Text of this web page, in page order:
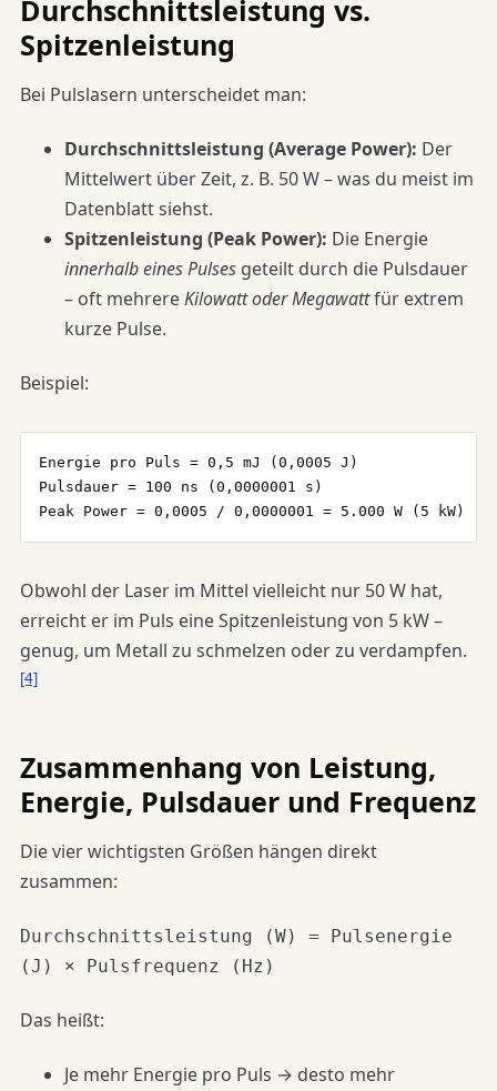
Durchschnittsleistung vs.
Spitzenleistung
Bei Pulslasern unterscheidet man:
Durchschnittsleistung (Average Power): Der
Mittelwert über Zeit, z. B. 50 W – was du meist im
Datenblatt siehst.
Spitzenleistung (Peak Power): Die Energie
innerhalb eines Pulses geteilt durch die Pulsdauer
– oft mehrereKilowatt oder Megawattfür extrem
kurze Pulse.
Beispiel:
Energie pro Puls = 0,5 mJ (0,0005 J)
Pulsdauer = 100 ns (0,0000001 s)
Peak Power = 0,0005 / 0,0000001 = 5.000 W (5 kW)
Obwohl der Laser im Mittel vielleicht nur 50 W hat,
erreicht er im Puls eine Spitzenleistung von 5 kW –
genug, um Metall zu schmelzen oder zu verdampfen.
[4]
Zusammenhang von Leistung,
Energie, Pulsdauer und Frequenz
Die vier wichtigsten Größen hängen direkt
zusammen:
Durchschnittsleistung (W) = Pulsenergie
(J) × Pulsfrequenz (Hz)
Das heißt:
Je mehr Energie pro Puls → desto mehr